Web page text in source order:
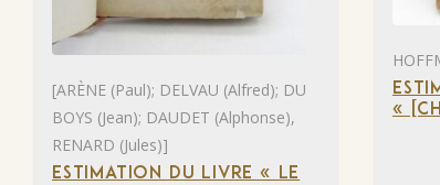
[ARÈNE (Paul); DELVAU (Alfred); DU
BOYS (Jean); DAUDET (Alphonse),
RENARD (Jules)]
ESTIMATION DU LIVRE « LE
«